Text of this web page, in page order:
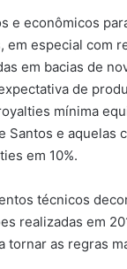
e econômicos
especial com
em bacias de
de
mínima
e aquelas
em 10%.
técnicos
realizadas em
tornar as regras